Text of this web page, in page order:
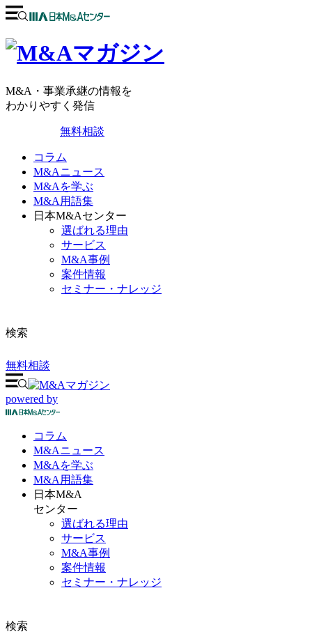
M&A・事業承継の情報を
わかりやすく発信
無料相談
コラム
M&Aニュース
M&Aを学ぶ
M&A用語集
日本M&Aセンター
選ばれる理由
サービス
M&A事例
案件情報
セミナー・ナレッジ
検索
無料相談
powered by
コラム
M&Aニュース
M&Aを学ぶ
M&A 用語集
日本M&A
センター
選ばれる理由
サービス
M&A事例
案件情報
セミナー・ナレッジ
検索